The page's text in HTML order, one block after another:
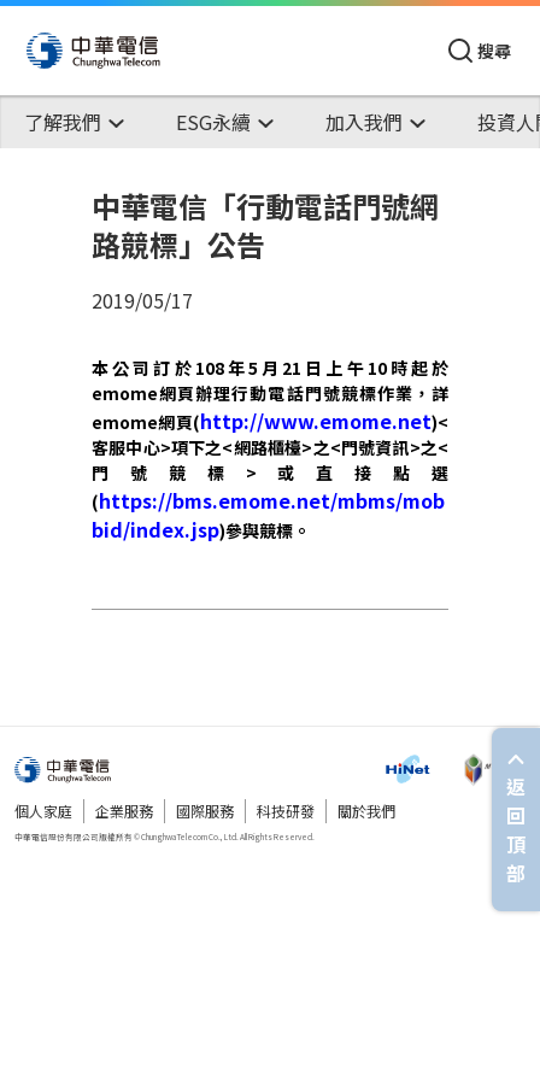
搜尋
了解我們 ESG永續 加入我們 投資
中華電信「行動電話門號網
路競標」公告
2019/05/17
本公司訂於 108年5 月 21 日上午 10時起於
emome網頁辦理行動電話門號競標作業，詳
emome網頁(http://www.emome.net)<
客服中心>項下之<網路櫃檯>之<門號資訊>之<
門號競標 > 或直接點選
(https://bms.emome.net/mbms/mob
bid/index.jsp)參與競標。
個人家庭 企業服務 國際服務 科技研發 關於我們
返
回
頂
部